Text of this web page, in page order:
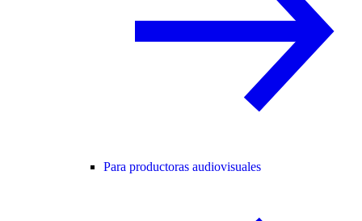
Para productoras audiovisuales